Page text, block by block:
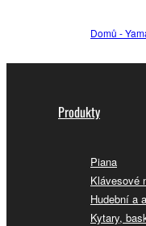
Domů -
Produkty
Piana
Klávesové
Hudební a
Kytary,